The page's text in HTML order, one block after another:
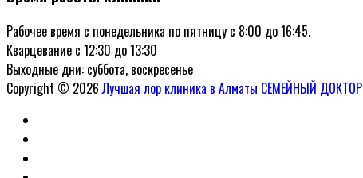
Рабочее время с понедельника по пятницу с 8:00 до 16:45.
Кварцевание с 12:30 до 13:30
Выходные дни: суббота, воскресенье
Copyright © 2026Лучшая лор клиника в Алматы СЕМЕЙНЫЙ ДОКТОР